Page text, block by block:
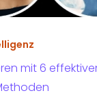
mit 6